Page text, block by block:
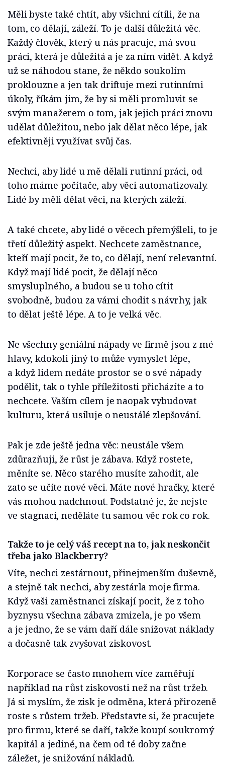
Měli byste také chtít, aby všichni cítili, že na
tom, co dělají, záleží. To je další důležitá věc.
Každý člověk, který u nás pracuje, má svou
práci, která je důležitá a je za ním vidět. A když
už se náhodou stane, že někdo soukolím
proklouzne a jen tak driftuje mezi rutinními
úkoly, říkám jim, že by si měli promluvit se
svým manažerem o tom, jak jejich práci znovu
udělat důležitou, nebo jak dělat něco lépe, jak
efektivněji využívat svůj čas.
Nechci, aby lidé u mě dělali rutinní práci, od
toho máme počítače, aby věci automatizovaly.
Lidé by měli dělat věci, na kterých záleží.
A také chcete, aby lidé o věcech přemýšleli, to je
třetí důležitý aspekt. Nechcete zaměstnance,
kteří mají pocit, že to, co dělají, není relevantní.
Když mají lidé pocit, že dělají něco
smysluplného, a budou se u toho cítit
svobodně, budou za vámi chodit s návrhy, jak
to dělat ještě lépe. A to je velká věc.
Ne všechny geniální nápady ve firmě jsou z mé
hlavy, kdokoli jiný to může vymyslet lépe,
a když lidem nedáte prostor se o své nápady
podělit, tak o tyhle příležitosti přicházíte a to
nechcete. Vaším cílem je naopak vybudovat
kulturu, která usiluje o neustálé zlepšování.
Pak je zde ještě jedna věc: neustále všem
zdůrazňuji, že růst je zábava. Když rostete,
měníte se. Něco starého musíte zahodit, ale
zato se učíte nové věci. Máte nové hračky, které
vás mohou nadchnout. Podstatné je, že nejste
ve stagnaci, neděláte tu samou věc rok co rok.
Takže to je celý váš recept na to, jak neskončit
třeba jako Blackberry?
Víte, nechci zestárnout, přinejmenším duševně,
a stejně tak nechci, aby zestárla moje firma.
Když vaši zaměstnanci získají pocit, že z toho
byznysu všechna zábava zmizela, je po všem
a je jedno, že se vám daří dále snižovat náklady
a dočasně tak zvyšovat ziskovost.
Korporace se často mnohem více zaměřují
například na růst ziskovosti než na růst tržeb.
Já si myslím, že zisk je odměna, která přirozeně
roste s růstem tržeb. Představte si, že pracujete
pro firmu, které se daří, takže koupí soukromý
kapitál a jediné, na čem od té doby začne
záležet, je snižování nákladů.